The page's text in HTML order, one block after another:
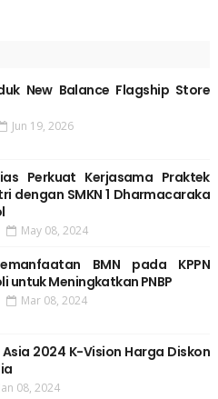
New Balance Flagship Store
Jun 19, 2026
Perkuat Kerjasama Praktek
dengan SMKN 1 Dharmacaraka
May 08, 2024
BMN pada KPPN
untuk Meningkatkan PNBP
Mar 08, 2024
2024 K-Vision Harga Diskon
Jan 08, 2024